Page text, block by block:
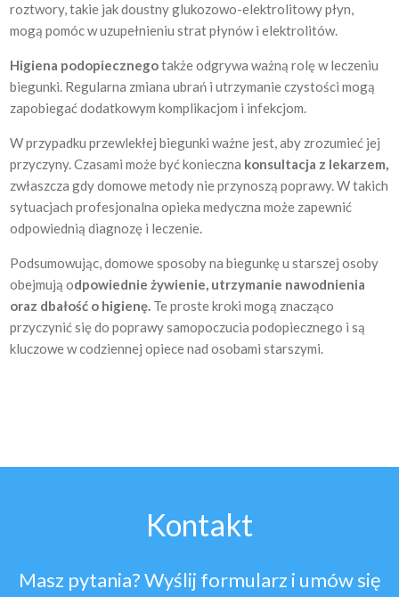
roztwory, takie jak doustny glukozowo-elektrolitowy płyn,
mogą pomóc w uzupełnieniu strat płynów i elektrolitów.
Higiena podopiecznegotakże odgrywa ważną rolę w leczeniu
biegunki. Regularna zmiana ubrań i utrzymanie czystości mogą
zapobiegać dodatkowym komplikacjom i infekcjom.
W przypadku przewlekłej biegunki ważne jest, aby zrozumieć jej
przyczyny. Czasami może być konieczna konsultacja z lekarzem,
zwłaszcza gdy domowe metody nie przynoszą poprawy. W takich
sytuacjach profesjonalna opieka medyczna może zapewnić
odpowiednią diagnozę i leczenie.
Podsumowując, domowe sposoby na biegunkę u starszej osoby
obejmują odpowiednie żywienie, utrzymanie nawodnienia
oraz dbałość o higienę. Te proste kroki mogą znacząco
przyczynić się do poprawy samopoczucia podopiecznego i są
kluczowe w codziennej opiece nad osobami starszymi.
Kontakt
Masz pytania? Wyślij formularz i umów się